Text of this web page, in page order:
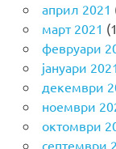
април 2021
март 2021
февруари
јануари 2021
декември
ноември
октомври
септември